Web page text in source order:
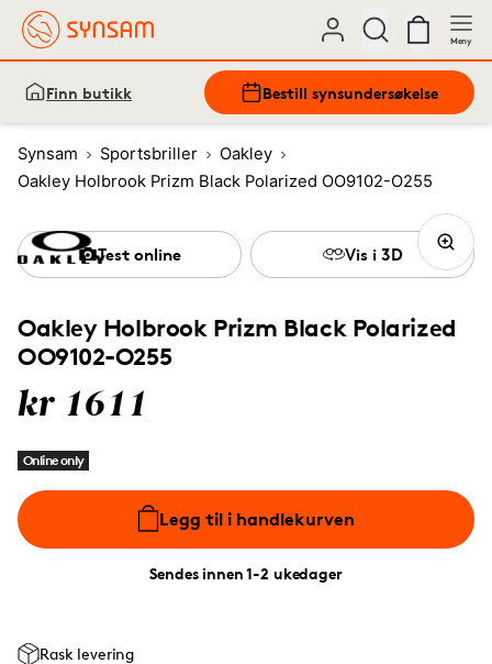
Meny
Finn butikk Bestill synsundersøkelse
Synsam Sportsbriller
Oakley
Oakley Holbrook Prizm Black Polarized OO9102-O255
Oakley Holbrook Prizm Black Polarized
OO9102-O255
kr 1611
Online only
Legg til i handlekurven
Sendes innen 1-2 ukedager
Test online Vis i 3D
Rask levering